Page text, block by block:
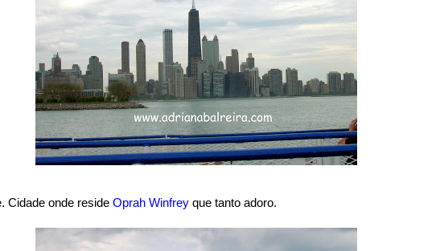
Cidade onde reside Oprah Winfrey que tanto adoro.